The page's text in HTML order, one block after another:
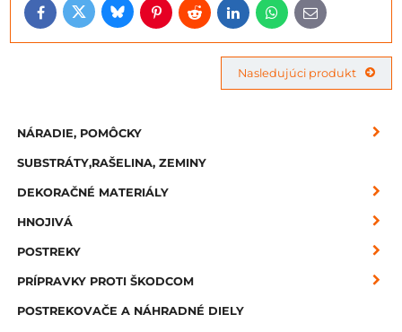
FacebookTwitterBlueskyPinterestRedditLinkedInWhatsApp
E-
mail
Nasledujúci produkt
NÁRADIE, POMÔCKY
SUBSTRÁTY,RAŠELINA, ZEMINY
DEKORAČNÉ MATERIÁLY
HNOJIVÁ
POSTREKY
PRÍPRAVKY PROTI ŠKODCOM
POSTREKOVAČE A NÁHRADNÉ DIELY